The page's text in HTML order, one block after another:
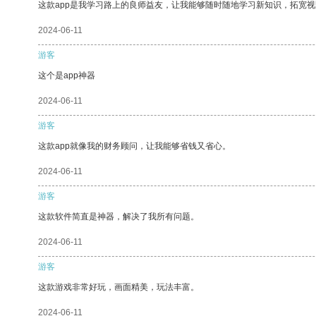
这款app是我学习路上的良师益友，让我能够随时随地学习新知识，拓宽
2024-06-11
游客
这个是app神器
2024-06-11
游客
这款app就像我的财务顾问，让我能够省钱又省心。
2024-06-11
游客
这款软件简直是神器，解决了我所有问题。
2024-06-11
游客
这款游戏非常好玩，画面精美，玩法丰富。
2024-06-11